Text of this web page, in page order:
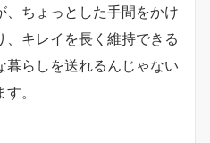
、ちょっとした手間をかけ
キレイを長く維持できる
暮らしを送れるんじゃない
。